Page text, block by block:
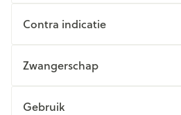
Contra indicatie
Zwangerschap
Gebruik